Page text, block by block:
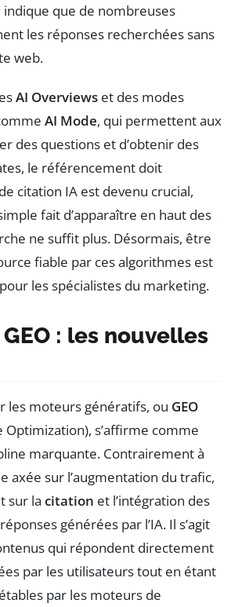
indique que de nombreuses
les réponses recherchées sans
web.
AI Overviews et des modes
AI Mode, qui permettent aux
des questions et d’obtenir des
le référencement doit
citation IA est devenu crucial,
fait d’apparaître en haut des
ne suffit plus. Désormais, être
fiable par ces algorithmes est
les spécialistes du marketing.
GEO : les nouvelles
les moteurs génératifs, ou GEO
Optimization), s’affirme comme
marquante. Contrairement à
axée sur l’augmentation du trafic,
sur la citation et l’intégration des
générées par l’IA. Il s’agit
qui répondent directement
par les utilisateurs tout en étant
par les moteurs de